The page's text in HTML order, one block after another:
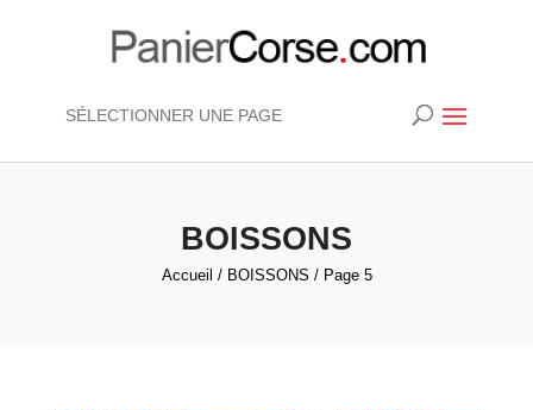
SÉLECTIONNER UNE PAGE
BOISSONS
Accueil / BOISSONS / Page 5